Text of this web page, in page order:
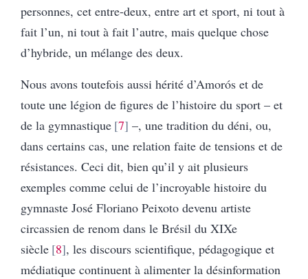
personnes, cet entre-deux, entre art et sport, ni tout à
fait l’un, ni tout à fait l’autre, mais quelque chose
d’hybride, un mélange des deux.
Nous avons toutefois aussi hérité d’Amorós et de
toute une légion de figures de l’histoire du sport – et
de la gymnastique 7 –, une tradition du déni, ou,
dans certains cas, une relation faite de tensions et de
résistances. Ceci dit, bien qu’il y ait plusieurs
exemples comme celui de l’incroyable histoire du
gymnaste José Floriano Peixoto devenu artiste
circassien de renom dans le Brésil du XIXe
siècle 8 , les discours scientifique, pédagogique et
médiatique continuent à alimenter la désinformation